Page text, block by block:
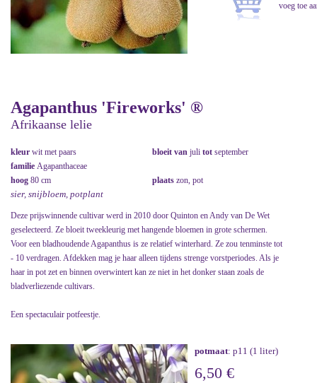
Agapanthus 'Fireworks' ®
Afrikaanse lelie
kleur wit met paars bloeit van juli tot september
familie Agapanthaceae
hoog 80 cm plaats zon, pot
sier, snijbloem, potplant
Deze prijswinnende cultivar werd in 2010 door Quinton en Andy van De Wet
geselecteerd. Ze bloeit tweekleurig met hangende bloemen in grote schermen.
Voor een bladhoudende Agapanthus is ze relatief winterhard. Ze zou tenminste tot
- 10 verdragen. Afdekken mag je haar alleen tijdens strenge vorstperiodes. Als je
haar in pot zet en binnen overwintert kan ze niet in het donker staan zoals de
bladverliezende cultivars.
Een spectaculair potfeestje.
potmaat: p11 (1 liter)
6,50 €